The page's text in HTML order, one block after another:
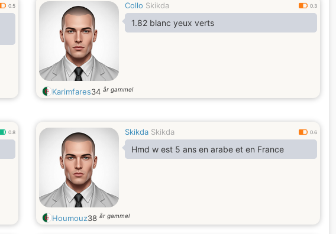
0.5 Collo Skikda 0.3
1.82 blanc yeux verts
Karimfares34 år gammel
0.8 Skikda Skikda 0.6
Hmd w est 5 ans en arabe et en France
Houmouz38 år gammel